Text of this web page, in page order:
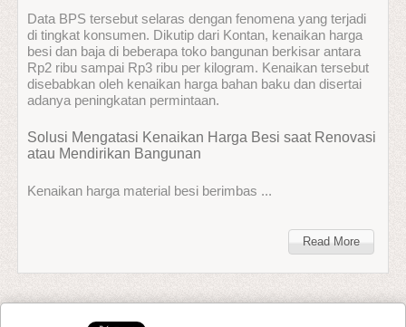
Data BPS tersebut selaras dengan fenomena yang terjadi
di tingkat konsumen. Dikutip dari Kontan, kenaikan harga
besi dan baja di beberapa toko bangunan berkisar antara
Rp2 ribu sampai Rp3 ribu per kilogram. Kenaikan tersebut
disebabkan oleh kenaikan harga bahan baku dan disertai
adanya peningkatan permintaan.
Solusi Mengatasi Kenaikan Harga Besi saat Renovasi
atau Mendirikan Bangunan
Kenaikan harga material besi berimbas ...
Read More